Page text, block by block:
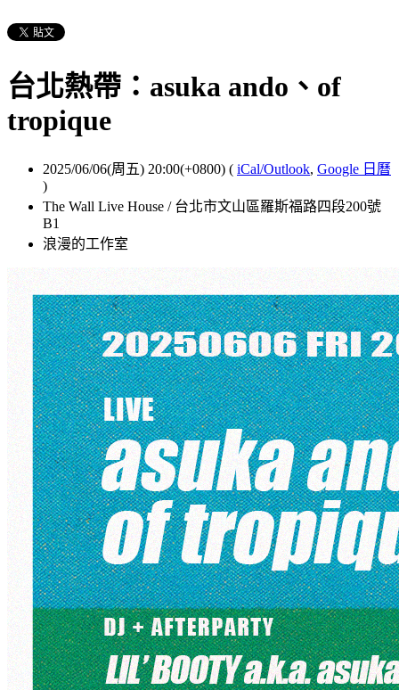
台北熱帶：asuka ando、of
tropique
2025/06/06(周五) 20:00(+0800) ( iCal/Outlook, Google 日曆
)
The Wall Live House / 台北市文山區羅斯福路四段200號
B1
浪漫的工作室